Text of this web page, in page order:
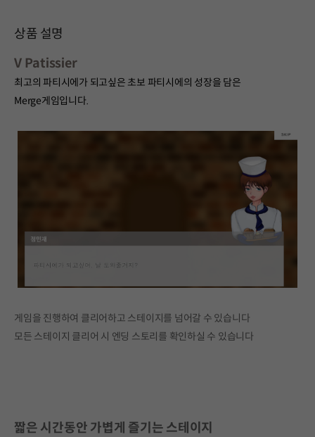
상품 설명
V Patissier
최고의 파티시에가 되고싶은 초보 파티시에의 성장을 담은
Merge게임입니다.
게임을 진행하여 클리어하고 스테이지를 넘어갈 수 있습니다
모든 스테이지 클리어 시 엔딩 스토리를 확인하실 수 있습니다
짧은 시간동안 가볍게 즐기는 스테이지